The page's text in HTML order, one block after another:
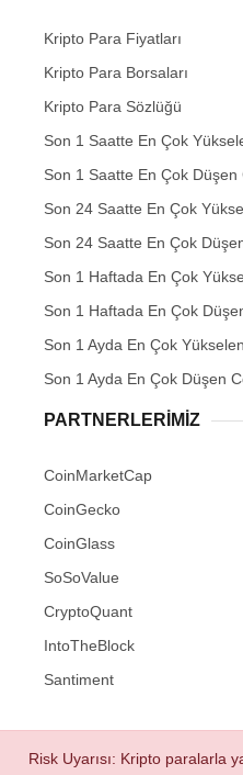
Kripto Para Fiyatları
Kripto Para Borsaları
Kripto Para Sözlüğü
Son 1 Saatte En Çok
Son 1 Saatte En Çok Düşen
Son 24 Saatte En Çok
Son 24 Saatte En Çok
Son 1 Haftada En Çok
Son 1 Haftada En Çok
Son 1 Ayda En Çok
Son 1 Ayda En Çok Düşen
PARTNERLERIMIZ
CoinMarketCap
CoinGecko
CoinGlass
SoSoValue
CryptoQuant
IntoTheBlock
Santiment
Risk Uyarısı: Kripto paralarla